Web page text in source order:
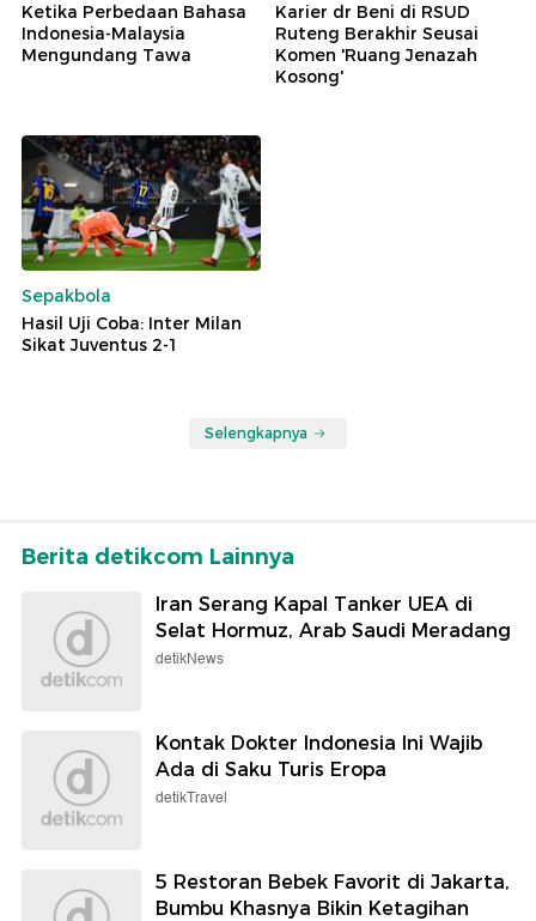
Ketika Perbedaan Bahasa
Indonesia-Malaysia
Mengundang Tawa
Karier dr Beni di RSUD
Ruteng Berakhir Seusai
Komen 'Ruang Jenazah
Kosong'
Sepakbola
Hasil Uji Coba: Inter Milan
Sikat Juventus 2-1
Selengkapnya
Berita detikcom Lainnya
Iran Serang Kapal Tanker UEA di
Selat Hormuz, Arab Saudi Meradang
detikNews
Kontak Dokter Indonesia Ini Wajib
Ada di Saku Turis Eropa
detikTravel
5 Restoran Bebek Favorit di Jakarta,
Bumbu Khasnya Bikin Ketagihan